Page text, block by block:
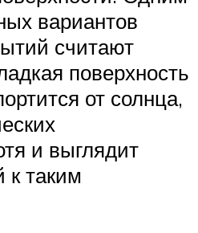
вариантов
считают
поверхность
от солнца,
и выглядит
к таким